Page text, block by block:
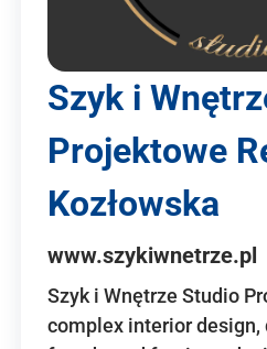
Szyk i
Projektowe
Kozłowska
www.szykiwnetrze.pl
Szyk i Wnętrze Studio
complex interior design,